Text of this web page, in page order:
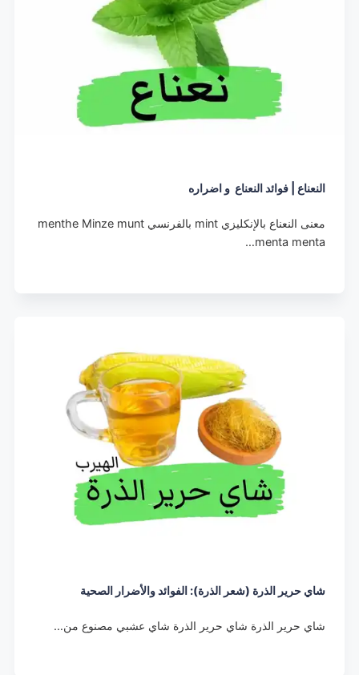
النعناع | فوائد النعناع و اضراره
معنى النعناع بالإنكليزي mint بالفرنسي menthe Minze munt
menta menta…
شاي حرير الذرة (شعر الذرة): الفوائد والأضرار الصحية
شاي حرير الذرة شاي حرير الذرة شاي عشبي مصنوع من…